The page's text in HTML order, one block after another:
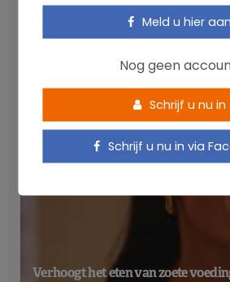
Anthocyanen: gunstig voor de
Verhoogt het eten van zoete
Meld u hier aan
Nog geen
Schrijf u nu in
Schrijf u nu in via